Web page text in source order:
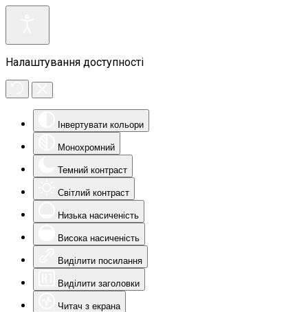
Налаштування доступності
Інвертувати кольори
Монохромний
Темний контраст
Світлий контраст
Низька насиченість
Висока насиченість
Виділити посилання
Виділити заголовки
Читач з екрана